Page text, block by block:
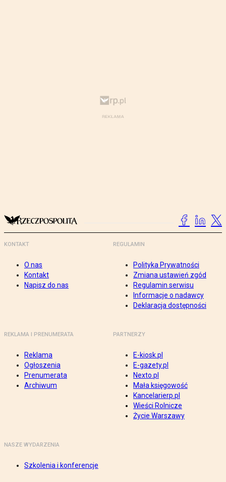
KONTAKT
O nas
Kontakt
Napisz do nas
REGULAMIN
Polityka Prywatności
Zmiana ustawień zgód
Regulamin serwisu
Informacje o nadawcy
Deklaracja dostępności
REKLAMA I PRENUMERATA
Reklama
Ogłoszenia
Prenumerata
Archiwum
PARTNERZY
E-kiosk.pl
E-gazety.pl
Nexto.pl
Mała księgowość
Kancelarierp.pl
Wieści Rolnicze
Życie Warszawy
NASZE WYDARZENIA
Szkolenia i konferencje